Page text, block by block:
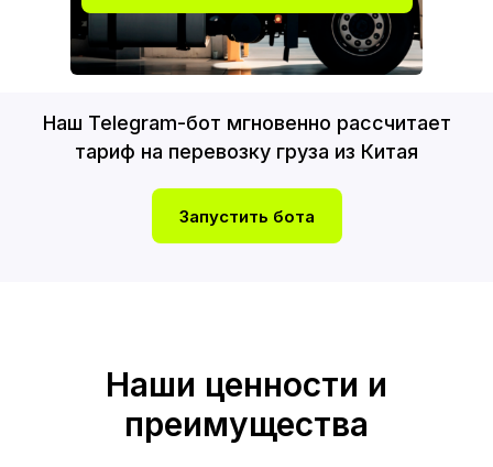
Наш Telegram-бот мгновенно рассчитает
тариф на перевозку груза из Китая
Запустить бота
Наши ценности и
преимущества